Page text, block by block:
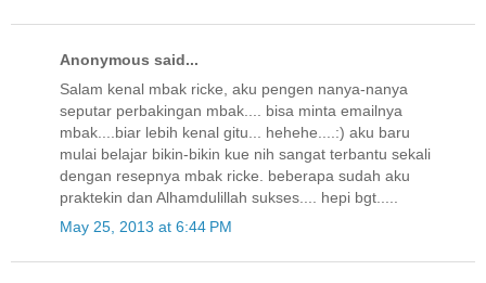
Anonymous said...
Salam kenal mbak ricke, aku pengen nanya-nanya
seputar perbakingan mbak.... bisa minta emailnya
mbak....biar lebih kenal gitu... hehehe....:) aku baru
mulai belajar bikin-bikin kue nih sangat terbantu sekali
dengan resepnya mbak ricke. beberapa sudah aku
praktekin dan Alhamdulillah sukses.... hepi bgt.....
May 25, 2013 at 6:44 PM